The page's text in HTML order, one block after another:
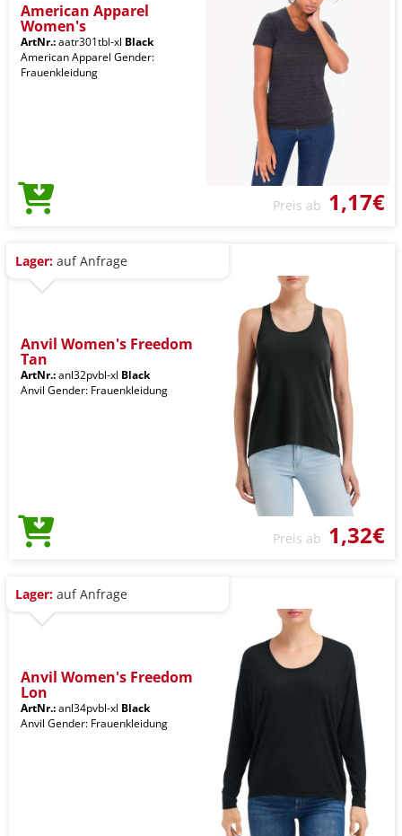
American Apparel
Women's
ArtNr.:aatr301tbl-xl Black
American Apparel Gender:
Frauenkleidung
Preis ab 1,17€
Lager: auf Anfrage
Anvil Women's Freedom
Tan
ArtNr.:anl32pvbl-xl Black
Anvil Gender: Frauenkleidung
Preis ab 1,32€
Lager: auf Anfrage
Anvil Women's Freedom
Lon
ArtNr.:anl34pvbl-xl Black
Anvil Gender: Frauenkleidung